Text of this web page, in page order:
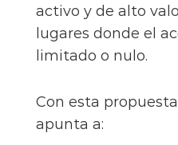
activo y de alto
lugares donde el
limitado o nulo.
Con esta
apunta a: